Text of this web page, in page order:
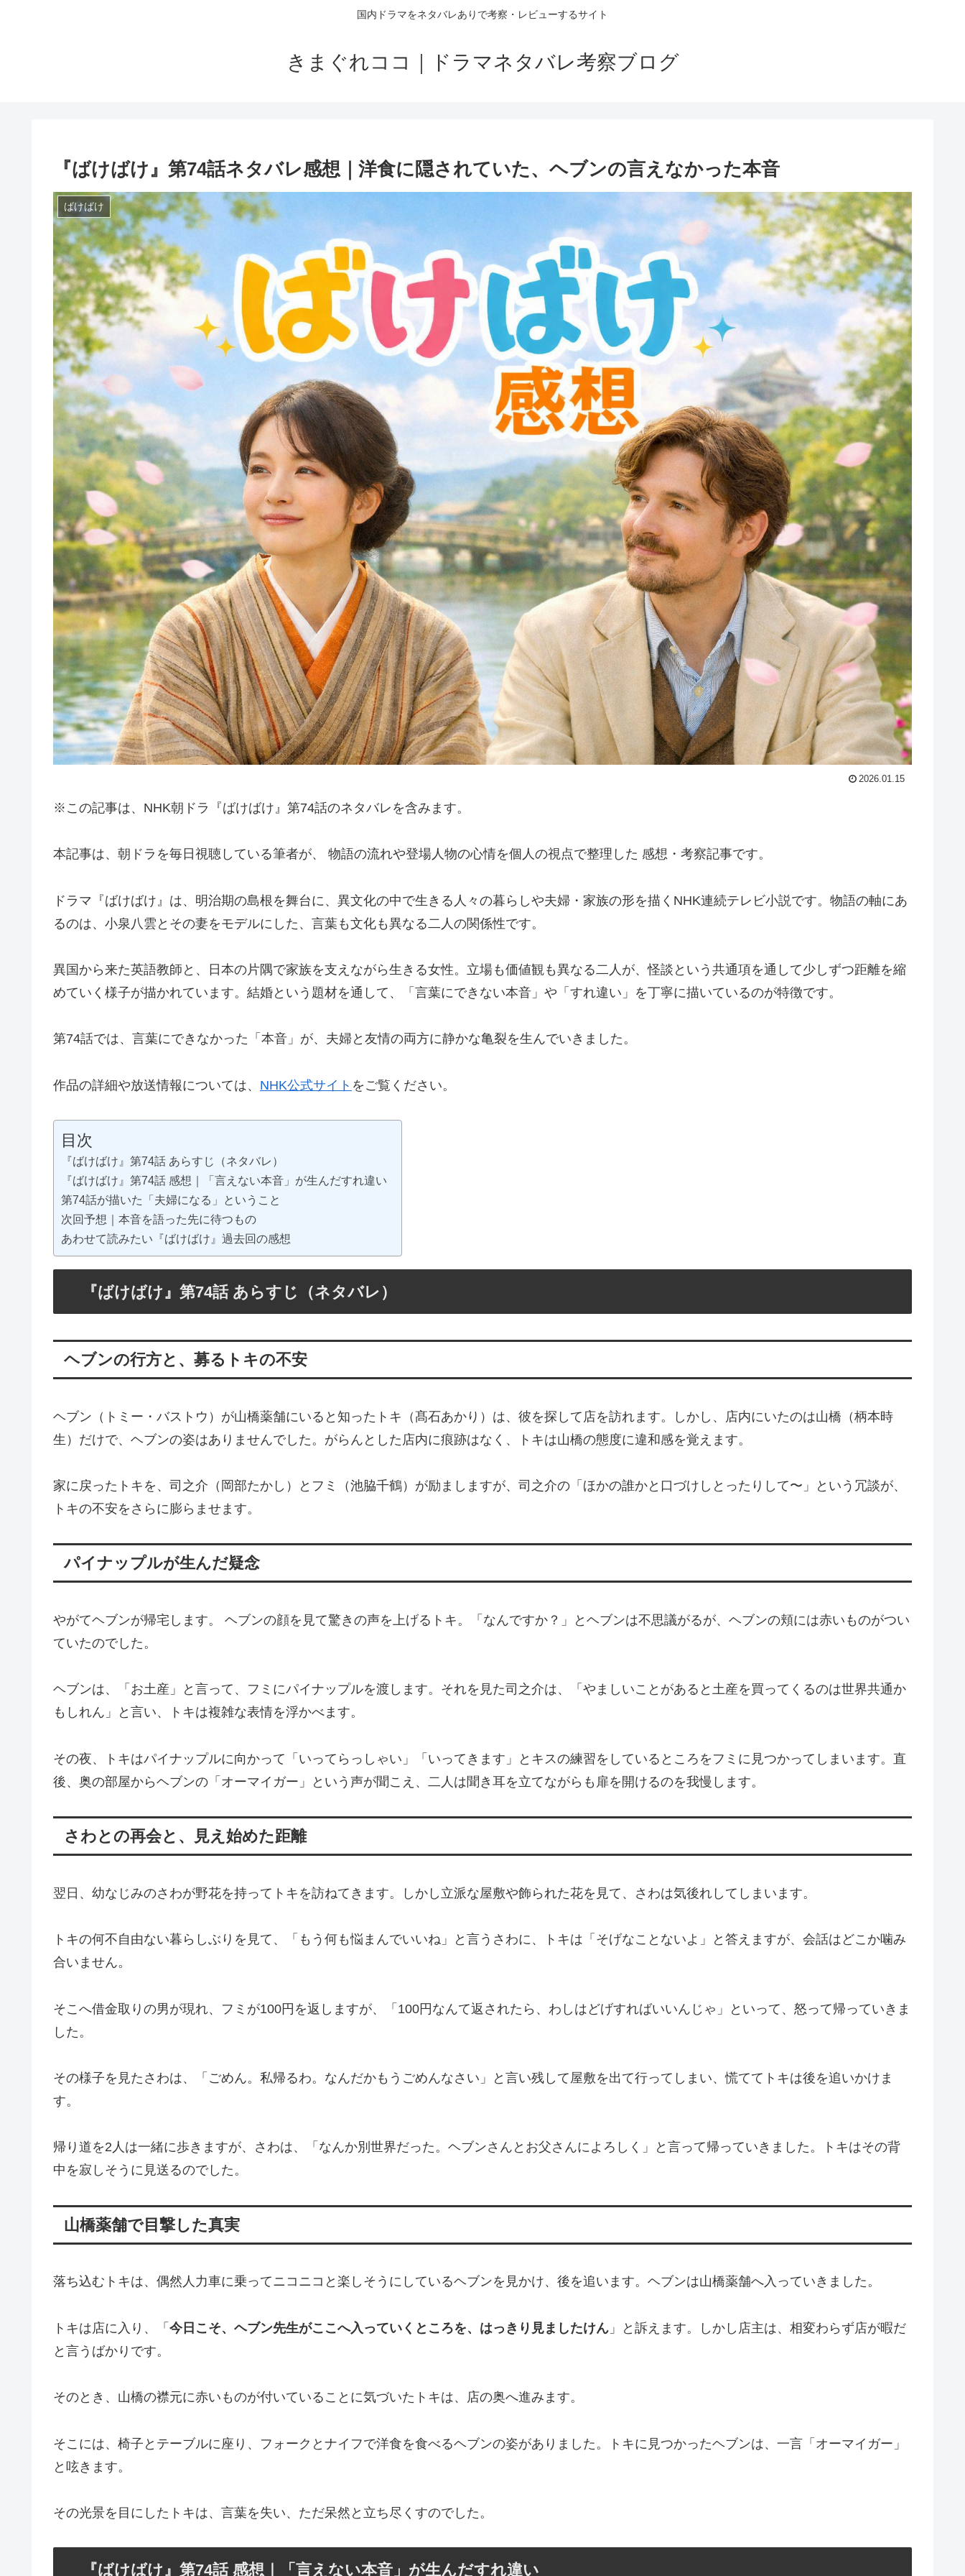
国内ドラマをネタバレありで考察・レビューするサイト
きまぐれココ｜ドラマネタバレ考察ブログ
『ばけばけ』第74話ネタバレ感想｜洋食に隠されていた、ヘブンの言えなかった本音
ばけばけ
2026.01.15
※この記事は、NHK朝ドラ『ばけばけ』第74話のネタバレを含みます。
本記事は、朝ドラを毎日視聴している筆者が、 物語の流れや登場人物の心情を個人の視点で整理した 感想・考察記事です。
ドラマ『ばけばけ』は、明治期の島根を舞台に、異文化の中で生きる人々の暮らしや夫婦・家族の形を描くNHK連続テレビ小説です。物語の軸にあ
るのは、小泉八雲とその妻をモデルにした、言葉も文化も異なる二人の関係性です。
異国から来た英語教師と、日本の片隅で家族を支えながら生きる女性。立場も価値観も異なる二人が、怪談という共通項を通して少しずつ距離を縮
めていく様子が描かれています。結婚という題材を通して、「言葉にできない本音」や「すれ違い」を丁寧に描いているのが特徴です。
第74話では、言葉にできなかった「本音」が、夫婦と友情の両方に静かな亀裂を生んでいきました。
作品の詳細や放送情報については、 NHK公式サイト をご覧ください。
目次
『ばけばけ』第74話 あらすじ（ネタバレ）
『ばけばけ』第74話 感想｜「言えない本音」が生んだすれ違い
第74話が描いた「夫婦になる」ということ
次回予想｜本音を語った先に待つもの
あわせて読みたい『ばけばけ』過去回の感想
『ばけばけ』第74話 あらすじ（ネタバレ）
ヘブンの行方と、募るトキの不安
ヘブン（トミー・バストウ）が山橋薬舗にいると知ったトキ（髙石あかり）は、彼を探して店を訪れます。しかし、店内にいたのは山橋（柄本時
生）だけで、ヘブンの姿はありませんでした。がらんとした店内に痕跡はなく、トキは山橋の態度に違和感を覚えます。
家に戻ったトキを、司之介（岡部たかし）とフミ（池脇千鶴）が励ましますが、司之介の「ほかの誰かと口づけしとったりして〜」という冗談が、
トキの不安をさらに膨らませます。
パイナップルが生んだ疑念
やがてヘブンが帰宅します。 ヘブンの顔を見て驚きの声を上げるトキ。「なんですか？」とヘブンは不思議がるが、ヘブンの頬には赤いものがつい
ていたのでした。
ヘブンは、「お土産」と言って、フミにパイナップルを渡します。それを見た司之介は、「やましいことがあると土産を買ってくるのは世界共通か
もしれん」と言い、トキは複雑な表情を浮かべます。
その夜、トキはパイナップルに向かって「いってらっしゃい」「いってきます」とキスの練習をしているところをフミに見つかってしまいます。直
後、奥の部屋からヘブンの「オーマイガー」という声が聞こえ、二人は聞き耳を立てながらも扉を開けるのを我慢します。
さわとの再会と、見え始めた距離
翌日、幼なじみのさわが野花を持ってトキを訪ねてきます。しかし立派な屋敷や飾られた花を見て、さわは気後れしてしまいます。
トキの何不自由ない暮らしぶりを見て、「もう何も悩まんでいいね」と言うさわに、トキは「そげなことないよ」と答えますが、会話はどこか噛み
合いません。
そこへ借金取りの男が現れ、フミが100円を返しますが、「100円なんて返されたら、わしはどげすればいいんじゃ」といって、怒って帰っていきま
した。
その様子を見たさわは、「ごめん。私帰るわ。なんだかもうごめんなさい」と言い残して屋敷を出て行ってしまい、慌ててトキは後を追いかけま
す。
帰り道を2人は一緒に歩きますが、さわは、「なんか別世界だった。ヘブンさんとお父さんによろしく」と言って帰っていきました。トキはその背
中を寂しそうに見送るのでした。
山橋薬舗で目撃した真実
落ち込むトキは、偶然人力車に乗ってニコニコと楽しそうにしているヘブンを見かけ、後を追います。ヘブンは山橋薬舗へ入っていきました。
トキは店に入り、「 今日こそ、ヘブン先生がここへ入っていくところを、はっきり見ましたけん 」と訴えます。しかし店主は、相変わらず店が暇だ
と言うばかりです。
そのとき、山橋の襟元に赤いものが付いていることに気づいたトキは、店の奥へ進みます。
そこには、椅子とテーブルに座り、フォークとナイフで洋食を食べるヘブンの姿がありました。トキに見つかったヘブンは、一言「オーマイガー」
と呟きます。
その光景を目にしたトキは、言葉を失い、ただ呆然と立ち尽くすのでした。
『ばけばけ』第74話 感想｜「言えない本音」が生んだすれ違い